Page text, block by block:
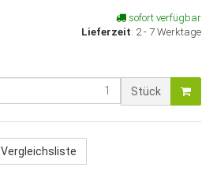
sofort verfügbar
Lieferzeit: 2 - 7 Werktage
Stück
Vergleichsliste